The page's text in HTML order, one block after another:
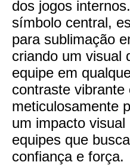
dos jogos
símbolo central,
para sublimação
criando um visual
equipe em
contraste vibrante
meticulosamente
um impacto
equipes que
confiança e força.